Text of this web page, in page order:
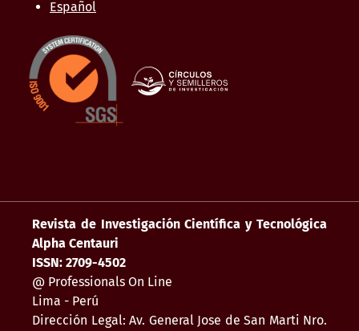
Español
Revista de Investigación Científica y Tecnológica
Alpha Centauri
ISSN: 2709-4502
@ Professionals On Line
Lima - Perú
Dirección Legal: Av. General Jose de San Marti Nro.